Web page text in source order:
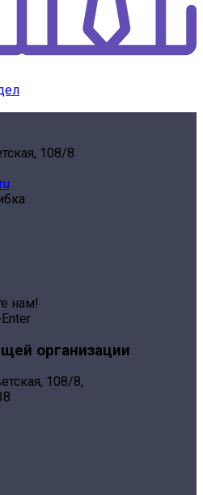
108/8
нам!
организации
108/8,